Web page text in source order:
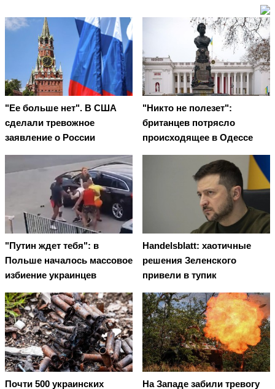
"Ее больше нет". В США
сделали тревожное
заявление о России
"Никто не полезет":
британцев потрясло
происходящее в Одессе
"Путин ждет тебя": в
Польше началось массовое
избиение украинцев
Handelsblatt: хаотичные
решения Зеленского
привели в тупик
Почти 500 украинских На Западе забили тревогу